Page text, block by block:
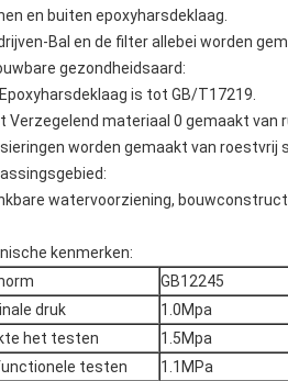
en buiten epoxyharsdeklaag.
Bal en de filter allebei worden
gezondheidsaard:
is tot GB/T17219.
Verzegelend materiaal 0 gemaakt van
worden gemaakt van roestvrij
watervoorziening,
kenmerken:
GB12245
druk
1.0Mpa
het testen
1.5Mpa
testen
1.1MPa